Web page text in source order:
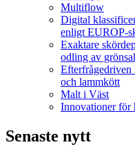
Multiflow
Digital
enligt EUROP-
Exaktare
odling av
och lammkött
Malt i Väst
Innovationer för
Senaste nytt